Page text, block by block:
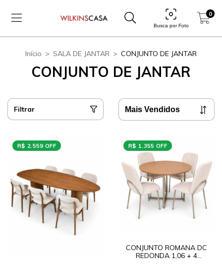
Busca por Foto
0
Início > SALA DE JANTAR > CONJUNTO DE JANTAR
CONJUNTO DE JANTAR
Filtrar
R$ 2.559 OFF R$ 1.355 OFF
CONJUNTO ROMANA DC
REDONDA 1,06 + 4